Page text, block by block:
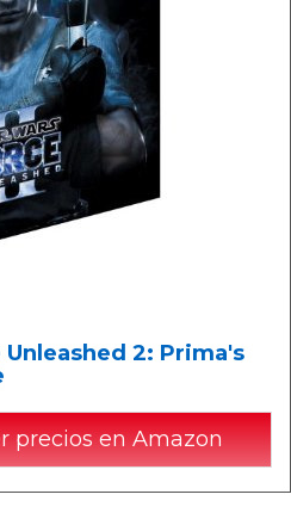
2: Prima's
precios en Amazon